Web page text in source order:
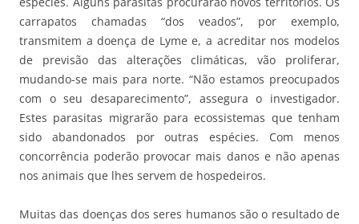
carrapatos chamadas “dos veados”, por exemplo,
transmitem a doença de Lyme e, a acreditar nos modelos
de previsão das alterações climáticas, vão proliferar,
mudando-se mais para norte. “Não estamos preocupados
com o seu desaparecimento”, assegura o investigador.
Estes parasitas migrarão para ecossistemas que tenham
sido abandonados por outras espécies. Com menos
concorrência poderão provocar mais danos e não apenas
nos animais que lhes servem de hospedeiros.
Muitas das doenças dos seres humanos são o resultado de